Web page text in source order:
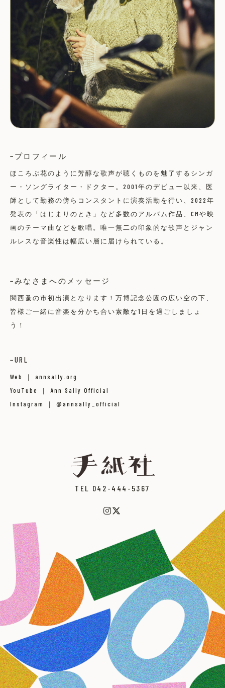
プロフィール
ほころぶ花のように芳醇な歌声が聴くものを魅了するシンガ
ー・ソングライター・ドクター。2001年のデビュー以来、医
師として勤務の傍らコンスタントに演奏活動を行い、2022年
発表の「はじまりのとき」など多数のアルバム作品、CMや映
画のテーマ曲などを歌唱。唯一無二の印象的な歌声とジャン
ルレスな音楽性は幅広い層に届けられている。
みなさまへのメッセージ
関西蚤の市初出演となります！万博記念公園の広い空の下、
皆様ご一緒に音楽を分かち合い素敵な1日を過ごしましょ
う！
URL
Web ｜ annsally.org
YouTube ｜ Ann Sally Official
Instagram ｜ @annsally_official
TEL 042-444-5367